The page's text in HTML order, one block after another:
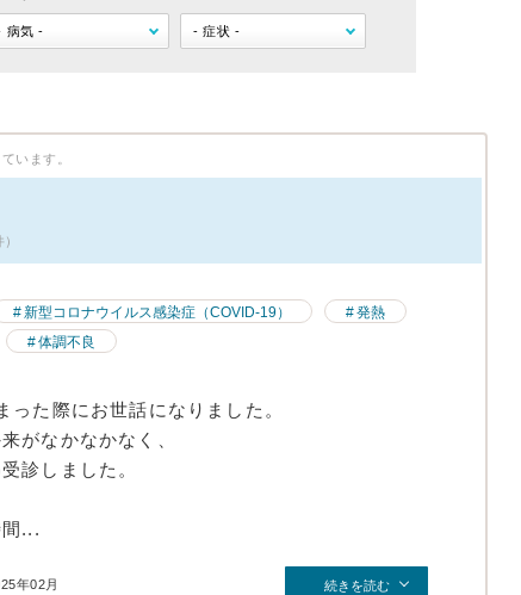
います。
新型コロナウイルス感染症（COVID-19）
発熱
体調不良
った際にお世話になりました。
がなかなかなく、
診しました。
...
年02月 続きを読む